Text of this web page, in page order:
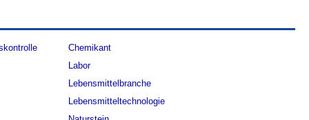
Chemikant
Labor
Lebensmittelbranche
Lebensmitteltechnologie